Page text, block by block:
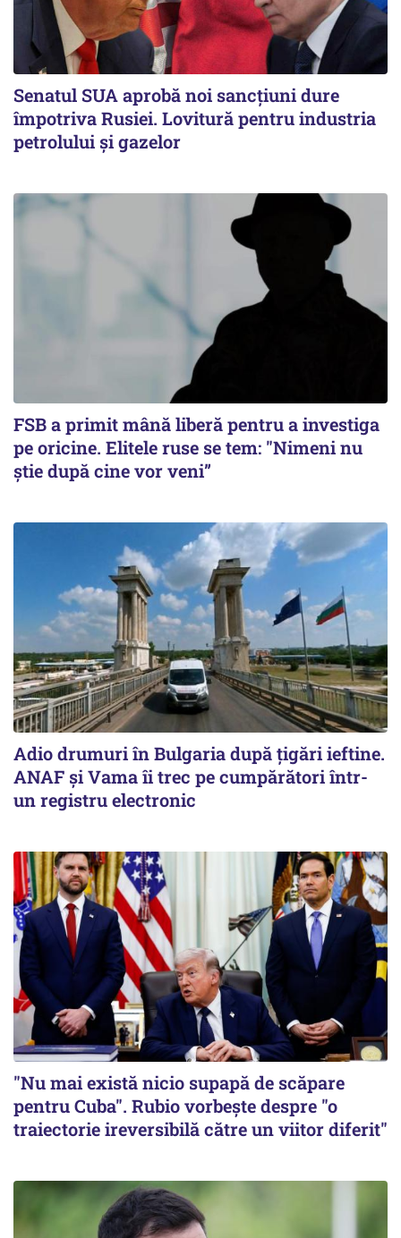
Senatul SUA aprobă noi sancțiuni dure
împotriva Rusiei. Lovitură pentru industria
petrolului și gazelor
FSB a primit mână liberă pentru a investiga
pe oricine. Elitele ruse se tem: "Nimeni nu
știe după cine vor veni”
Adio drumuri în Bulgaria după țigări ieftine.
ANAF și Vama îi trec pe cumpărători într-
un registru electronic
"Nu mai există nicio supapă de scăpare
pentru Cuba". Rubio vorbește despre "o
traiectorie ireversibilă către un viitor diferit"